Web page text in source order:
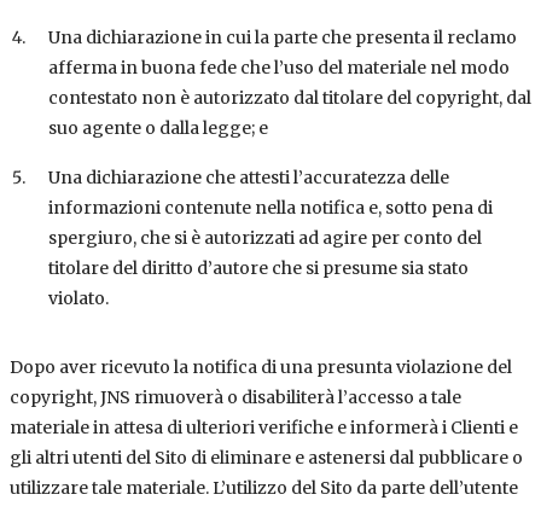
Una dichiarazione in cui la parte che presenta il reclamo
afferma in buona fede che l’uso del materiale nel modo
contestato non è autorizzato dal titolare del copyright, dal
suo agente o dalla legge; e
Una dichiarazione che attesti l’accuratezza delle
informazioni contenute nella notifica e, sotto pena di
spergiuro, che si è autorizzati ad agire per conto del
titolare del diritto d’autore che si presume sia stato
violato.
Dopo aver ricevuto la notifica di una presunta violazione del
copyright, JNS rimuoverà o disabiliterà l’accesso a tale
materiale in attesa di ulteriori verifiche e informerà i Clienti e
gli altri utenti del Sito di eliminare e astenersi dal pubblicare o
utilizzare tale materiale. L’utilizzo del Sito da parte dell’utente